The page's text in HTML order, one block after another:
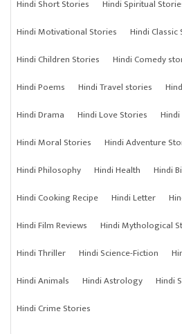
Hindi Short Stories Hindi Spiritual
Hindi Motivational Stories
Hindi Classic
Hindi Children Stories
Hindi Comedy
Hindi Poems
Hindi Travel stories
Hindi Drama
Hindi Love Stories
Hindi Moral Stories
Hindi Adventure
Hindi Philosophy
Hindi Health
Hindi
Hindi Cooking Recipe
Hindi Letter
Hindi Film Reviews
Hindi Mythological
Hindi Thriller
Hindi Science-Fiction
Hindi Animals
Hindi Astrology Hindi
Hindi Crime Stories